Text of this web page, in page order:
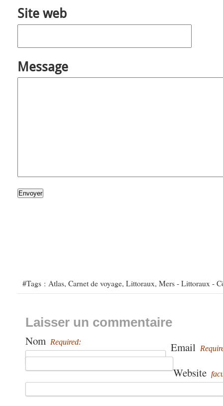
Site web
Message
Envoyer
#Tags : Atlas, Carnet de voyage, Littoraux, Mers - Littoraux -
Laisser un commentaire
Nom Required: Email
Website